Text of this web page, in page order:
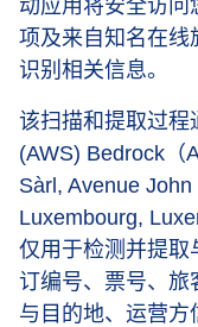
动应用将安全访
项及来自知名在线
识别相关信息。
该扫描和提取过程
(AWS) Bedrock（
Sàrl, Avenue
Luxembourg,
仅用于检测并提取
订编号、票号、旅
与目的地、运营